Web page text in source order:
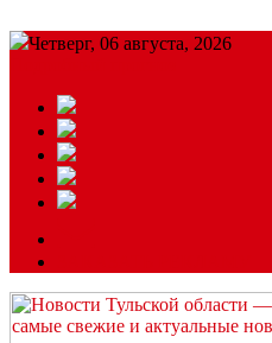
Четверг, 06 августа, 2026